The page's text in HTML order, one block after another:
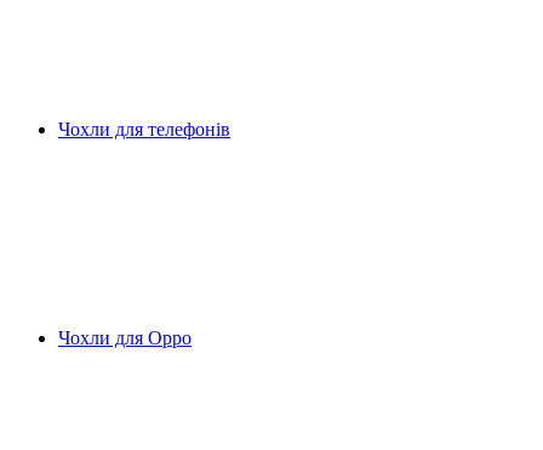
Чохли для телефонів
Чохли для Oppo